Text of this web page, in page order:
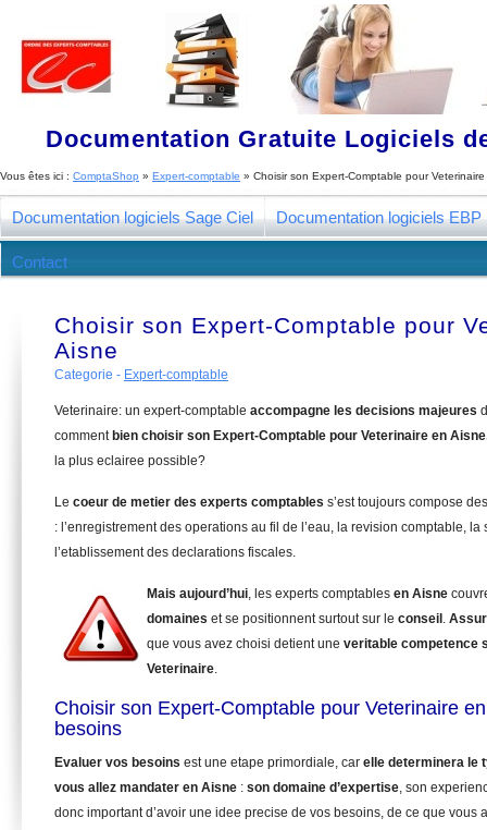
Documentation Gratuite Logiciels
Vous êtes ici : ComptaShop » Expert-comptable » Choisir son Expert-Comptable pour
Documentation logiciels Sage Ciel Documentation logiciels EBP
Contact
Choisir son Expert-Comptable pour
Aisne
Categorie - Expert-comptable
Veterinaire: un expert-comptable accompagne les decisions majeures
comment bien choisir son Expert-Comptable pour Veterinaire en
la plus eclairee possible?
Le coeur de metier des experts comptables s’est toujours compose
: l’enregistrement des operations au fil de l’eau, la revision comptable, la
l’etablissement des declarations fiscales.
Mais aujourd’hui, les experts comptables en Aisne
domaines et se positionnent surtout sur le conseil .
que vous avez choisi detient une veritable competence
Veterinaire.
Choisir son Expert-Comptable pour Veterinaire
besoins
Evaluer vos besoins est une etape primordiale, car elle determinera le
vous allez mandater en Aisne : son domaine d’expertise, son
donc important d’avoir une idee precise de vos besoins, de ce que vous